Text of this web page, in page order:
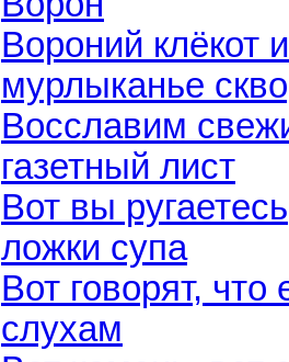
Вороний клёкот и
мурлыканье
Восславим
газетный лист
Вот вы
ложки супа
Вот говорят, что
слухам